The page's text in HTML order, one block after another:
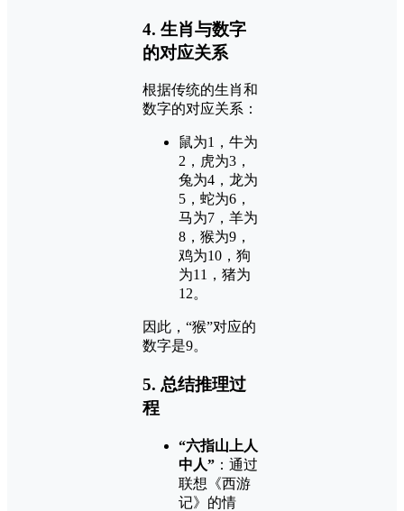
4. 生肖与数字
的对应关系
根据传统的生肖和
数字的对应关系：
鼠为1，牛为
2，虎为3，
兔为4，龙为
5，蛇为6，
马为7，羊为
8，猴为9，
鸡为10，狗
为11，猪为
12。
因此，“猴”对应的
数字是9。
5. 总结推理过
程
“六指山上人
中人” ：通过
联想《西游
记》的情